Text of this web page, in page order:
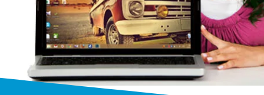
моделей и производителей